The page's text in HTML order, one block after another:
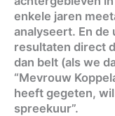
enkele jaren
analyseert. En de
resultaten direct
dan belt (als we
“Mevrouw
heeft gegeten,
spreekuur”.